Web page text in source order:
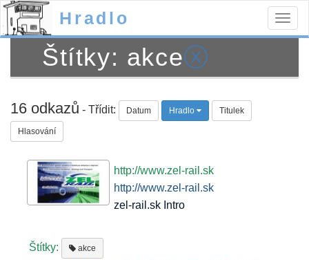
Hradlo
Štítky: akceⓧ
16 odkazů - Třídit: Datum Hradlo Titulek
Hlasování
http://www.zel-rail.sk
http://www.zel-rail.sk
zel-rail.sk Intro
Štítky: akce